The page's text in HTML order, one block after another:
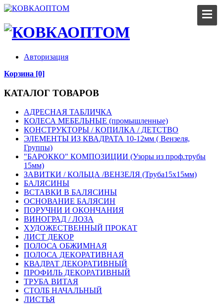
Авторизация
Корзина [0]
КАТАЛОГ ТОВАРОВ
АДРЕСНАЯ ТАБЛИЧКА
КОЛЕСА МЕБЕЛЬНЫЕ (промышленные)
КОНСТРУКТОРЫ / КОПИЛКА / ДЕТСТВО
ЭЛЕМЕНТЫ ИЗ КВАДРАТА 10-12мм ( Вензеля,
Группы)
"БАРОККО" КОМПОЗИЦИИ (Узоры из проф.трубы
15мм)
ЗАВИТКИ / КОЛЬЦА /ВЕНЗЕЛЯ (Труба15х15мм)
БАЛЯСИНЫ
ВСТАВКИ В БАЛЯСИНЫ
ОСНОВАНИЕ БАЛЯСИН
ПОРУЧНИ И ОКОНЧАНИЯ
ВИНОГРАД / ЛОЗА
ХУДОЖЕСТВЕННЫЙ ПРОКАТ
ЛИСТ ДЕКОР
ПОЛОСА ОБЖИМНАЯ
ПОЛОСА ДЕКОРАТИВНАЯ
КВАДРАТ ДЕКОРАТИВНЫЙ
ПРОФИЛЬ ДЕКОРАТИВНЫЙ
ТРУБА ВИТАЯ
СТОЛБ НАЧАЛЬНЫЙ
ЛИСТЬЯ